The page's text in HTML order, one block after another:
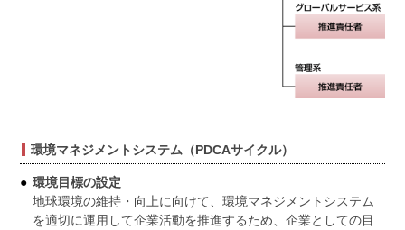
環境マネジメントシステム（PDCAサイクル）
環境目標の設定
地球環境の維持・向上に向けて、環境マネジメントシステム
を適切に運用して企業活動を推進するため、企業としての目